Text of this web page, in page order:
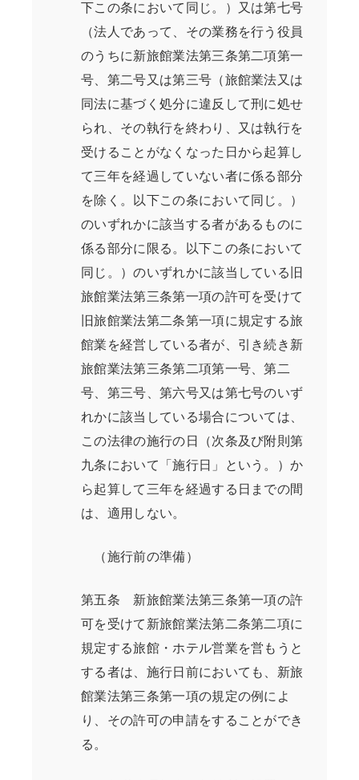
下この条において同じ。）又は第七号
（法人であって、その業務を行う役員
のうちに新旅館業法第三条第二項第一
号、第二号又は第三号（旅館業法又は
同法に基づく処分に違反して刑に処せ
られ、その執行を終わり、又は執行を
受けることがなくなった日から起算し
て三年を経過していない者に係る部分
を除く。以下この条において同じ。）
のいずれかに該当する者があるものに
係る部分に限る。以下この条において
同じ。）のいずれかに該当している旧
旅館業法第三条第一項の許可を受けて
旧旅館業法第二条第一項に規定する旅
館業を経営している者が、引き続き新
旅館業法第三条第二項第一号、第二
号、第三号、第六号又は第七号のいず
れかに該当している場合については、
この法律の施行の日（次条及び附則第
九条において「施行日」という。）か
ら起算して三年を経過する日までの間
は、適用しない。
（施行前の準備）
第五条 新旅館業法第三条第一項の許
可を受けて新旅館業法第二条第二項に
規定する旅館・ホテル営業を営もうと
する者は、施行日前においても、新旅
館業法第三条第一項の規定の例によ
り、その許可の申請をすることができ
る。